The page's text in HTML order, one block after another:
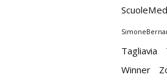
Tagliavia
Winner